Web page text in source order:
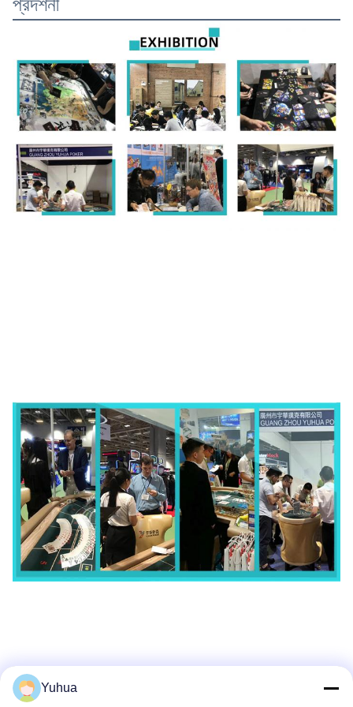
Yuhua